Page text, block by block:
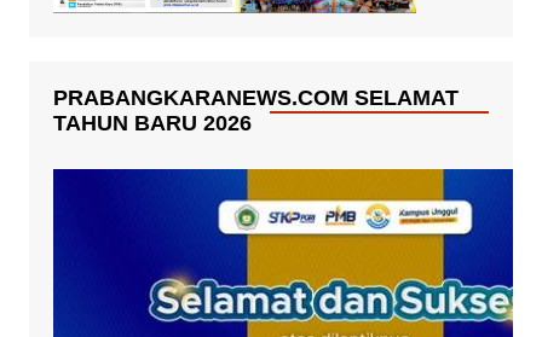
PRABANGKARANEWS.COM SELAMAT
TAHUN BARU 2026